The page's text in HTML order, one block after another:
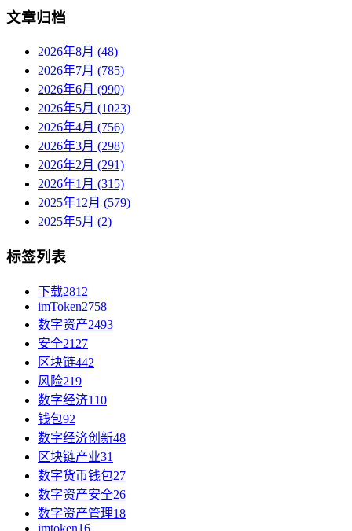
文章归档
2026年8月 (48)
2026年7月 (785)
2026年6月 (990)
2026年5月 (1023)
2026年4月 (756)
2026年3月 (298)
2026年2月 (291)
2026年1月 (315)
2025年12月 (579)
2025年5月 (2)
标签列表
下载2812
imToken2758
数字资产2493
安全2127
区块链442
风险219
数字经济110
钱包92
数字经济创新48
区块链产业31
数字货币钱包27
数字资产安全26
数字资产管理18
imtoken16